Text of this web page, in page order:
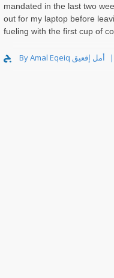
mandated in the last two
out for my laptop before
fueling with the first cup of